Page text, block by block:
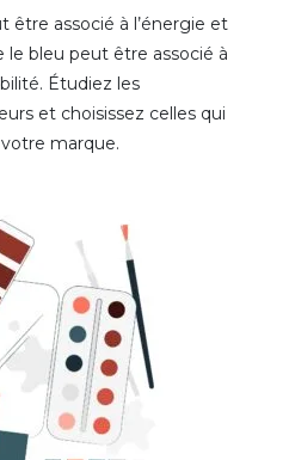
être associé à l’énergie et
le bleu peut être associé à
Étudiez les
et choisissez celles qui
marque.